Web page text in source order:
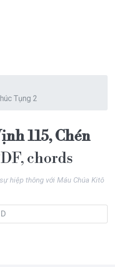
Tụng 2
115, Chén
chords
hiệp thông với Máu Chúa Kitô